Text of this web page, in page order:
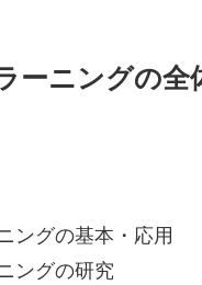
ーニングの全
ングの基本・応用
ングの研究